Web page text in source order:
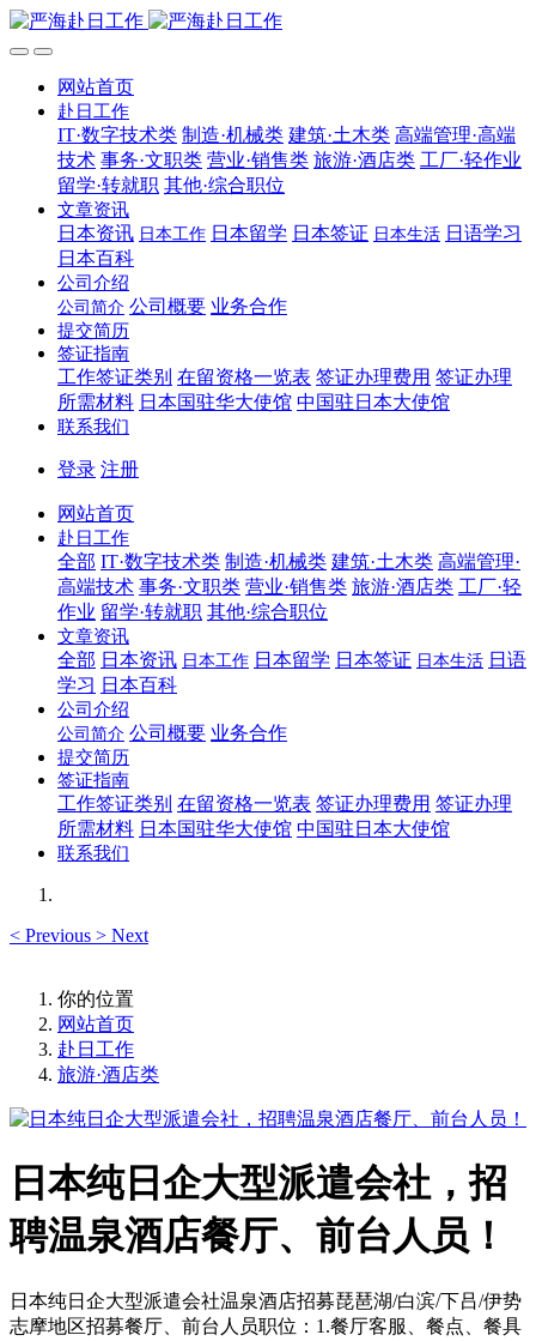
网站首页
赴日工作
IT·数字技术类 制造·机械类 建筑·土木类 高端管理·高端
技术 事务·文职类 营业·销售类 旅游·酒店类 工厂·轻作业
留学·转就职 其他·综合职位
文章资讯
日本资讯 日本工作 日本留学 日本签证 日本生活 日语学习
日本百科
公司介绍
公司简介 公司概要 业务合作
提交简历
签证指南
工作签证类别 在留资格一览表 签证办理费用 签证办理
所需材料 日本国驻华大使馆 中国驻日本大使馆
联系我们
登录 注册
网站首页
赴日工作
全部 IT·数字技术类 制造·机械类 建筑·土木类 高端管理·
高端技术 事务·文职类 营业·销售类 旅游·酒店类 工厂·轻
作业 留学·转就职 其他·综合职位
文章资讯
全部 日本资讯 日本工作 日本留学 日本签证 日本生活 日语
学习 日本百科
公司介绍
公司简介 公司概要 业务合作
提交简历
签证指南
工作签证类别 在留资格一览表 签证办理费用 签证办理
所需材料 日本国驻华大使馆 中国驻日本大使馆
联系我们
< Previous > Next
你的位置
网站首页
赴日工作
旅游·酒店类
日本纯日企大型派遣会社，招
聘温泉酒店餐厅、前台人员！
日本纯日企大型派遣会社温泉酒店招募琵琶湖/白滨/下吕/伊势
志摩地区招募餐厅、前台人员职位：1.餐厅客服、餐点、餐具